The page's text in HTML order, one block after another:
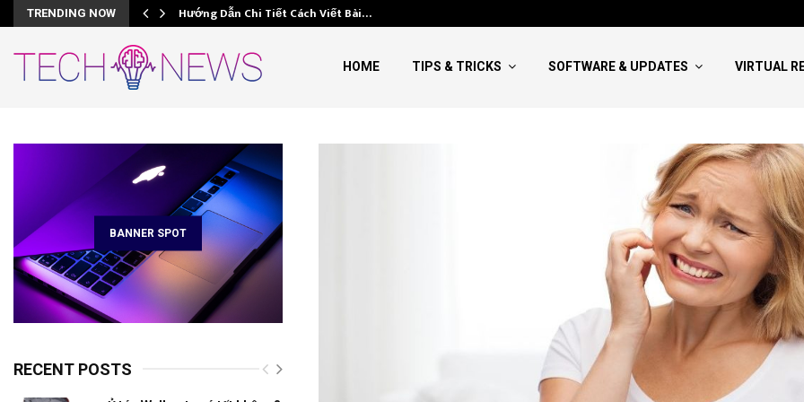
TRENDING NOW Hướng Dẫn Chi Tiết Cách Viết Bài…
HOME TIPS & TRICKS SOFTWARE & UPDATES VIRTUAL
BANNER SPOT
RECENT POSTS